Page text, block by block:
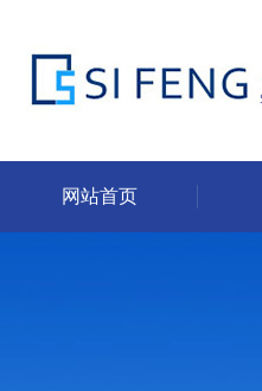
网站首页